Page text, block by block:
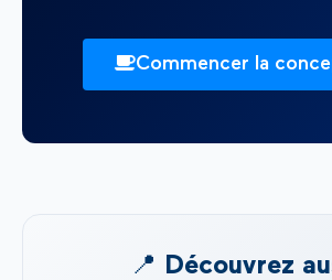
Commencer la
📍 Découvrez